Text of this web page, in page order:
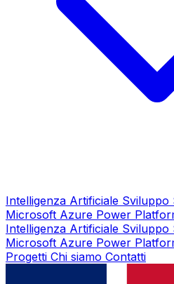
Intelligenza Artificiale Sviluppo
Microsoft Azure Power
Intelligenza Artificiale Sviluppo
Microsoft Azure Power
Progetti Chi siamo Contatti